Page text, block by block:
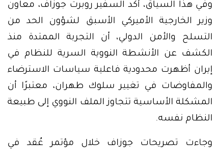
وفي هذا السياق، أكد السفير روبرت جوزاف، معاون
وزير الخارجية الأميركي الأسبق لشؤون الحد من
التسلح والأمن الدولي، أن التجربة الممتدة منذ
الكشف عن الأنشطة النووية السرية للنظام في
إيران أظهرت محدودية فاعلية سياسات الاسترضاء
والمفاوضات في تغيير سلوك طهران، معتبرًا أن
المشكلة الأساسية تتجاوز الملف النووي إلى طبيعة
النظام نفسه.
وجاءت تصريحات جوزاف خلال مؤتمر عُقد في